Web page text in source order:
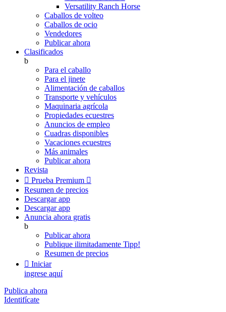
Versatility Ranch Horse
Caballos de volteo
Caballos de ocio
Vendedores
Publicar ahora
Clasificados
b
Para el caballo
Para el jinete
Alimentación de caballos
Transporte y vehículos
Maquinaria agrícola
Propiedades ecuestres
Anuncios de empleo
Cuadras disponibles
Vacaciones ecuestres
Más animales
Publicar ahora
Revista
 Prueba Premium 
Resumen de precios
Descargar app
Descargar app
Anuncia ahora gratis
b
Publicar ahora
Publique ilimitadamente Tipp!
Resumen de precios
 Iniciar
ingrese aquí
Publica ahora
Identifícate